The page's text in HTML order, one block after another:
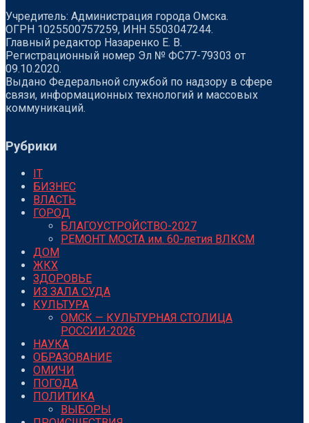
Учредитель: Администрация города Омска.
ОГРН 1025500757259, ИНН 5503047244.
Главный редактор Назаренко Е. В.
Регистрационный номер Эл № ФС77-79303 от
09.10.2020.
Выдано Федеральной службой по надзору в сфере
связи, информационных технологий и массовых
коммуникаций.
Рубрики
IT
БИЗНЕС
ВЛАСТЬ
ГОРОД
БЛАГОУСТРОЙСТВО-2027
РЕМОНТ МОСТА им. 60-летия ВЛКСМ
ДОМ
ЖКХ
ЗДОРОВЬЕ
ИЗ ЗАЛА СУДА
КУЛЬТУРА
ОМСК — КУЛЬТУРНАЯ СТОЛИЦА
РОССИИ-2026
НАУКА
ОБРАЗОВАНИЕ
ОМИЧИ
ПОГОДА
ПОЛИТИКА
ВЫБОРЫ